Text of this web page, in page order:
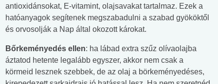
antioxidánsokat, E-vitamint, olajsavakat tartalmaz. Ezek a
hatóanyagok segítenek megszabadulni a szabad gyököktől
és orvosolják a Nap által okozott károkat.
Bőrkeményedés ellen: ha lábad extra szűz olívaolajba
áztatod hetente legalább egyszer, akkor nem csak a
körmeid lesznek szebbek, de az olaj a börkeményedéses,